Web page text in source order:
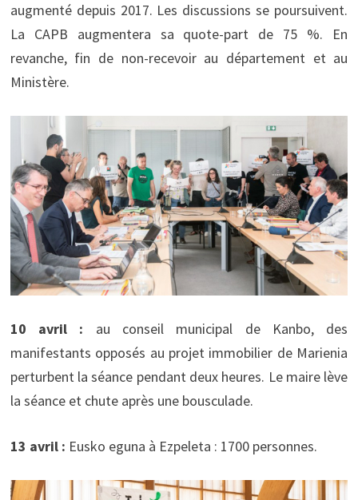
augmenté depuis 2017. Les discussions se poursuivent.
La CAPB augmentera sa quote-part de 75 %. En
revanche, fin de non-recevoir au département et au
Ministère.
10 avril : au conseil municipal de Kanbo, des
manifestants opposés au projet immobilier de Marienia
perturbent la séance pendant deux heures. Le maire lève
la séance et chute après une bousculade.
13 avril : Eusko eguna à Ezpeleta : 1700 personnes.